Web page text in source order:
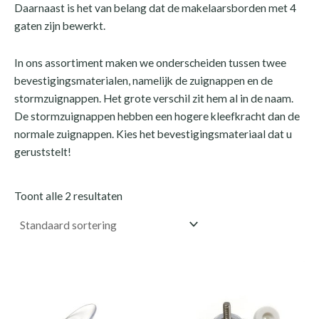
Daarnaast is het van belang dat de makelaarsborden met 4
gaten zijn bewerkt.
In ons assortiment maken we onderscheiden tussen twee
bevestigingsmaterialen, namelijk de zuignappen en de
stormzuignappen. Het grote verschil zit hem al in de naam.
De stormzuignappen hebben een hogere kleefkracht dan de
normale zuignappen. Kies het bevestigingsmateriaal dat u
geruststelt!
Toont alle 2 resultaten